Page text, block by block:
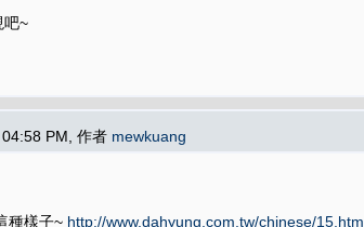
吧~
04:58 PM, 作者 mewkuang
種樣子~ http://www.dahyung.com.tw/chinese/15.htm